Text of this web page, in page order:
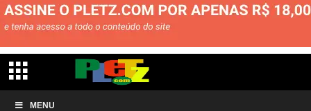
MENU
Início Tags